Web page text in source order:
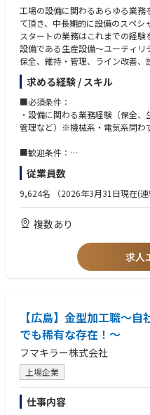
工場の設備に関わるあらゆる業
て頂き、中長期的に設備のスペシ
スタートの業務はこれまでの経
設備である生産設備～ユーティ
保全、維持・管理、ライン改善、
修における計画・予算管理、環境
ります。
■初期配属
以下3勤務地ご選択頂けます。
②中部エリア（名古屋工場 また
■キャリアパス：
同社において工場設備に関わる組
備担当という名称で各人が分担
ションをしながら工程が変わっ
頂くイメージです。ローテーシ
に工場間の異動や転勤、海外へ
工場は24時間稼働となりますが
会社カレンダーに定める通りで
土日の勤務も月に1～2回程度発生
求める経験 / スキル
■必須条件：
・設備に関わる業務経験（保全
管理など）※機械系・電気系問わ
■歓迎条件：
・第3種電気主任技術者、エネルギ
従業員数
9,624名 （2026年3月31日現在(連
複数あり
求人
【広島】金型加工職～
でも稀有な存在！～
フマキラー株式会社
上場企業
仕事内容